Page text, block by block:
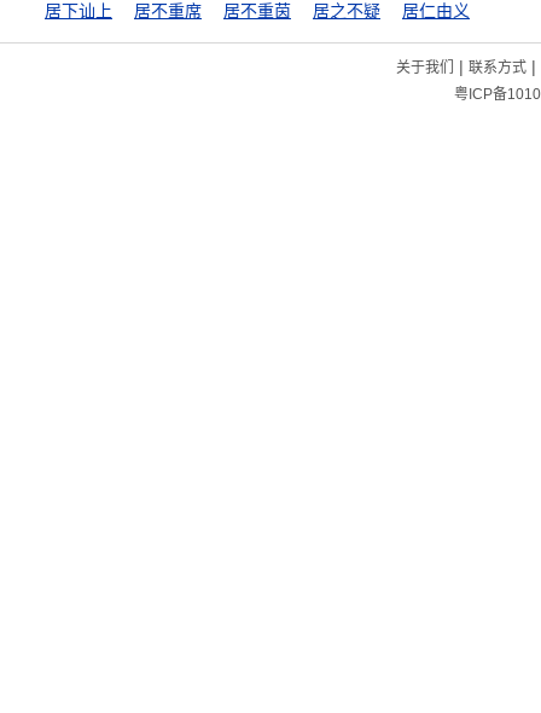
居下讪上 居不重席 居不重茵 居之不疑 居仁由义
关于我们 | 联系方式|
粤ICP备